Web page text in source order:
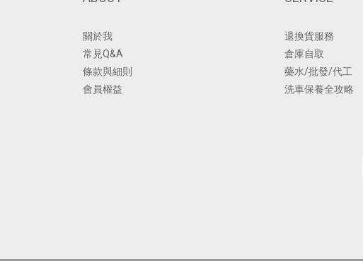
關於我
常見Q&A
條款與細則
會員權益
退換貨服務
倉庫自取
藥水/批發/代工
洗車保養全攻略